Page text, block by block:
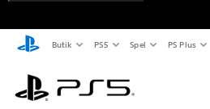
Butik PS5 Spel PS Plus